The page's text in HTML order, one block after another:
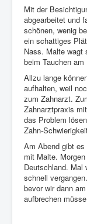
Mit der
abgearbeitet und
schönen, wenig
ein schattiges
Nass. Malte wagt
beim Tauchen
Allzu lange
aufhalten, weil
zum Zahnarzt.
Zahnarztpraxis
das Problem
Zahn-
Am Abend gibt
mit Malte.
Deutschland. Mal
schnell
bevor wir dann
aufbrechen